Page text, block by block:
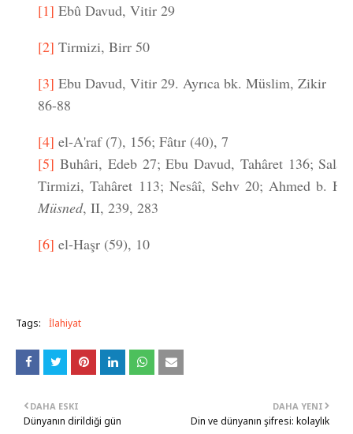
[1] Ebû Davud, Vitir 29
[2] Tirmizi, Birr 50
[3] Ebu Davud, Vitir 29. Ayrıca bk. Müslim, Zikir
86-88
[4] el-A'raf (7), 156; Fâtır (40), 7
[5] Buhâri, Edeb 27; Ebu Davud, Tahâret 136; Salat
Tirmizi, Tahâret 113; Nesâî, Sehv 20; Ahmed b.
Müsned, II, 239, 283
[6] el-Haşr (59), 10
Tags: İlahiyat
DAHA YENI
Din ve dünyanın şifresi: kolaylık
DAHA ESKI
Dünyanın dirildiği gün